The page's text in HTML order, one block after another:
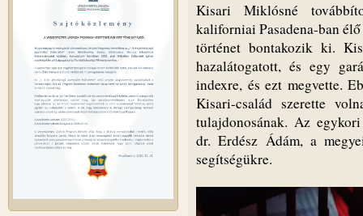
Kisari Miklósné
kaliforniai Pasadena-ban
történet bontakozik ki.
hazalátogatott, és egy
indexre, és ezt megvette.
Kisari-család szerette
tulajdonosának. Az
dr. Erdész Ádám, a
segítségükre.